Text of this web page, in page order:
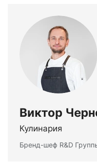
Виктор
Кулинария
Бренд-шеф R&D